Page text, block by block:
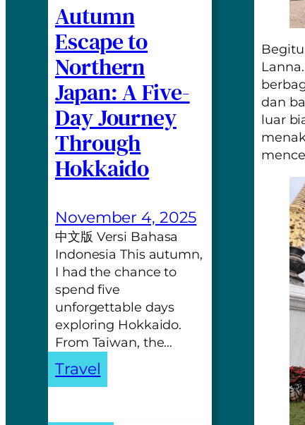
Autumn
Escape to
Northern
Japan: A Five-
Day Journey
Through
Hokkaido
November 4, 2025
中文版 Versi Bahasa
Indonesia This autumn,
I had the chance to
spend five
unforgettable days
exploring Hokkaido.
From Taiwan, the…
Travel
dan
luar